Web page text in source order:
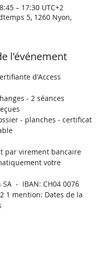
– 17:30 UTC+2
5, 1260 Nyon,
l'événement
d'Access
- 2 séances
- planches - certificat
par virement bancaire
votre
-  IBAN: CH04 0076
1 mention: Dates de la